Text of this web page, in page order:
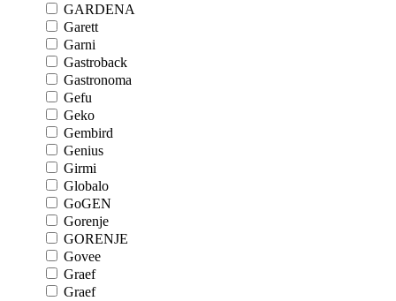
GARDENA
Garett
Garni
Gastroback
Gastronoma
Gefu
Geko
Gembird
Genius
Girmi
Globalo
GoGEN
Gorenje
GORENJE
Govee
Graef
Graef